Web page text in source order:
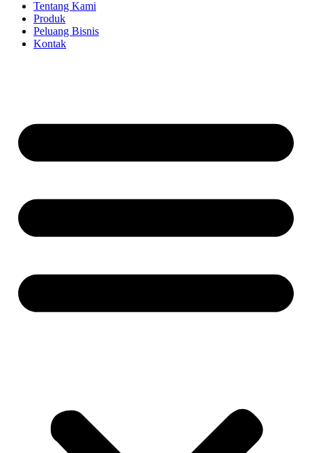
Tentang Kami
Produk
Peluang Bisnis
Kontak